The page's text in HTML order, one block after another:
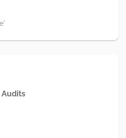
Audits